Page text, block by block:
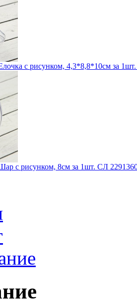
с рисунком, 4,3*8,8*10см за
с рисунком, 8см за 1шт. СЛ